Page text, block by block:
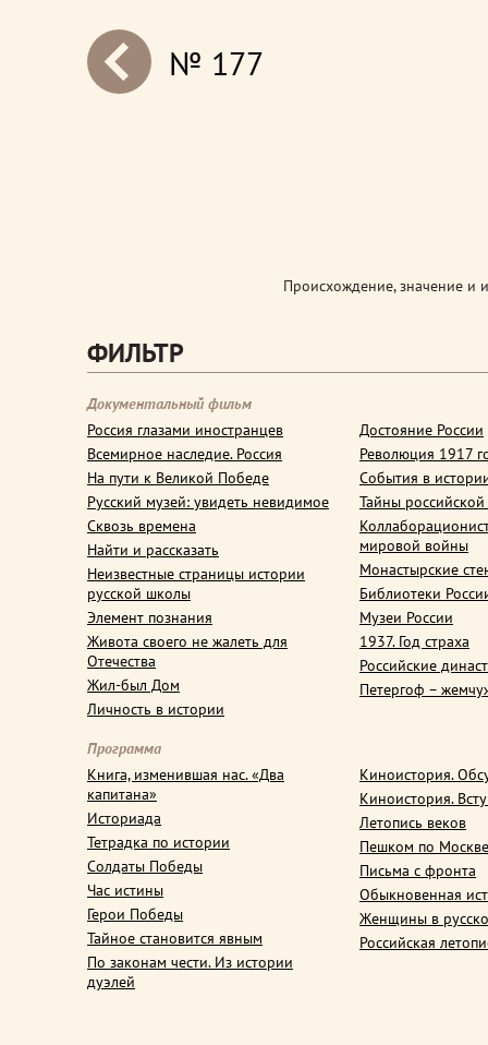
next№ 177
Происхождение, значение и
ФИЛЬТР
Документальный фильм
Россия глазами иностранцев
Всемирное наследие. Россия
На пути к Великой Победе
Русский музей: увидеть невидимое
Сквозь времена
Найти и рассказать
Неизвестные страницы истории
русской школы
Элемент познания
Живота своего не жалеть для
Отечества
Жил-был Дом
Личность в истории
Достояние России
Революция 1917
События в
Тайны
мировой войны
Монастырские
Библиотеки
Музеи России
1937. Год страха
Российские
Петергоф –
Программа
Книга, изменившая нас. «Два
капитана»
Историада
Тетрадка по истории
Солдаты Победы
Час истины
Герои Победы
Тайное становится явным
По законам чести. Из истории
дуэлей
Киноистория.
Киноистория.
Летопись веков
Пешком по Москве
Письма с фронта
Обыкновенная
Женщины в
Российская